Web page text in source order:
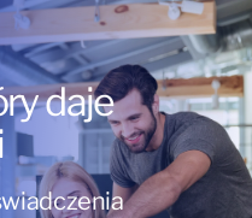
daje